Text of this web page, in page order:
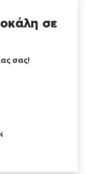
σε
σας!